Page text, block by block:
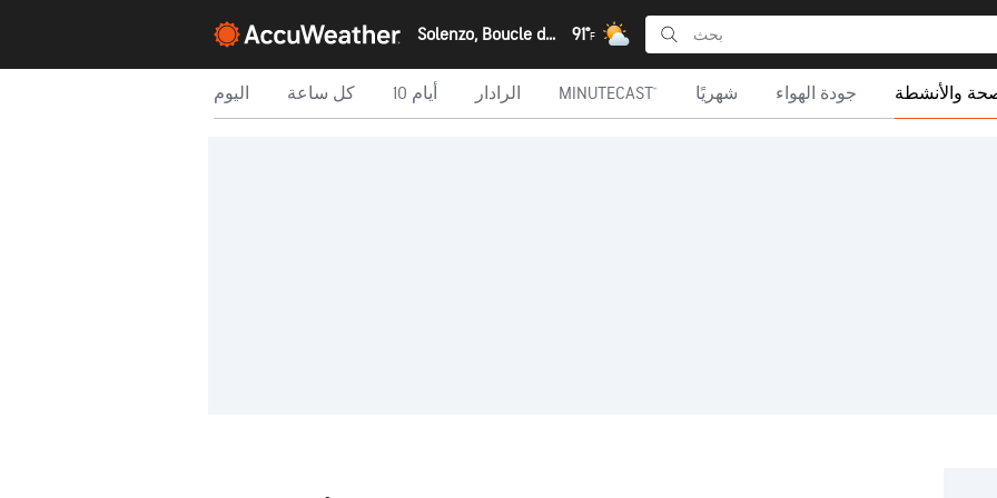
Solenzo, Boucle du Mouhoun 91°F
اليوم كل ساعة 10 أيام الرادار MINUTECAST® شهريًا جودة الهواء والأنشطة